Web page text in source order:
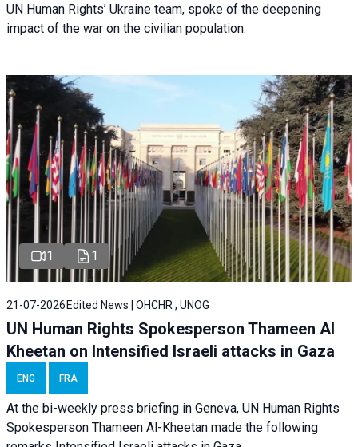
UN Human Rights’ Ukraine team, spoke of the deepening
impact of the war on the civilian population.
1 1
21-07-2026 Edited News | OHCHR , UNOG
UN Human Rights Spokesperson Thameen Al
Kheetan on Intensified Israeli attacks in Gaza
ENG FRA
At the bi-weekly press briefing in Geneva, UN Human Rights
Spokesperson Thameen Al-Kheetan made the following